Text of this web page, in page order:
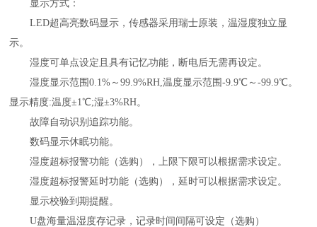
显示方式：
LED超高亮数码显示，传感器采用瑞士原装，温湿度独立显
示。
湿度可单点设定且具有记忆功能，断电后无需再设定。
湿度显示范围0.1%～99.9%RH,温度显示范围-9.9℃～-99.9℃。
显示精度:温度±1℃;湿±3%RH。
故障自动识别追踪功能。
数码显示休眠功能。
湿度超标报警功能（选购），上限下限可以根据需求设定。
湿度超标报警延时功能（选购），延时可以根据需求设定。
显示校验到期提醒。
U盘海量温湿度存记录，记录时间间隔可设定（选购）